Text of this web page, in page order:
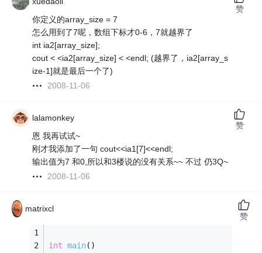
你定义的array_size = 7
怎么用到了7呢，数组下标才0-6，7就越界了
int ia2[array_size];
cout < <ia2[array_size] < <endl; (越界了，ia2[array_s
ize-1]就是最后一个了)
2008-11-06
赞
lalamonkey
恩 我再试试~
刚才我添加了一句 cout<<ia1[7]<<endl;
输出值为7 和0,所以和3楼说的没有关系~~ 不过 仍3Q~
2008-11-06
赞
matrixcl
int main()
赞